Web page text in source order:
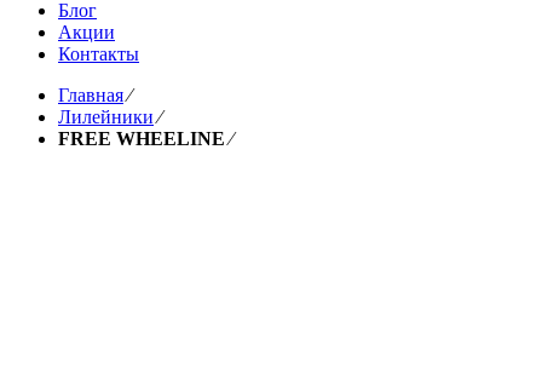
Блог
Акции
Контакты
Главная⁄
Лилейники⁄
FREE WHEELINE⁄